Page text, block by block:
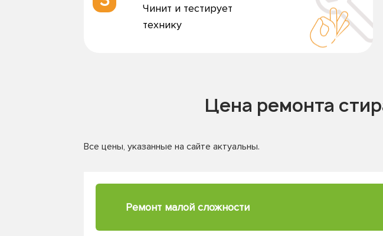
Чинит и тестирует
технику
Цена ремонта
Все цены, указанные на сайте актуальны.
Ремонт малой сложности